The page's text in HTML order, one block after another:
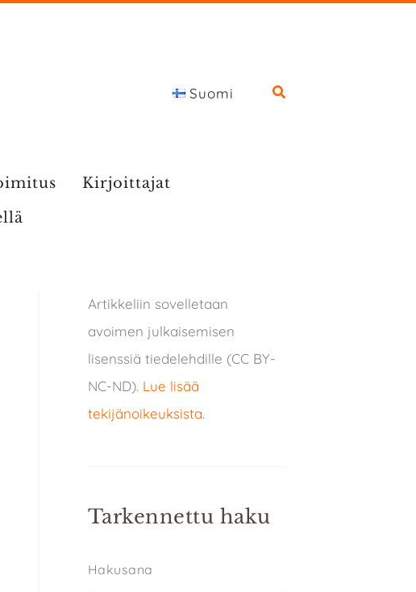
Suomi
Kirjoittajat
Artikkeliin sovelletaan
avoimen julkaisemisen
lisenssiä tiedelehdille (CC BY-
NC-ND). Lue lisää
tekijänoikeuksista.
Tarkennettu haku
Hakusana